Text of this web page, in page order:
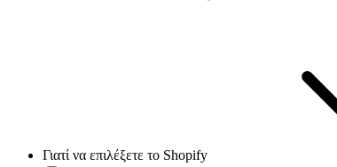
Γιατί να επιλέξετε το Shopify